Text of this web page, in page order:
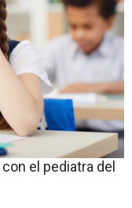
el pediatra del